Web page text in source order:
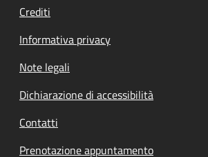
Crediti
Informativa privacy
Note legali
Dichiarazione di accessibilità
Contatti
Prenotazione appuntamento